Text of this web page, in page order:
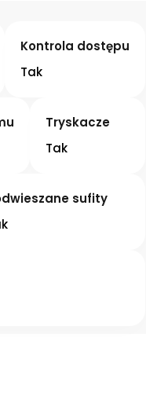
Kontrola dostępu
Tak
Tryskacze
Tak
sufity